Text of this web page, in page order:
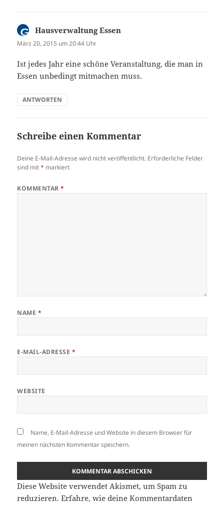
Hausverwaltung Essen
März 20, 2015 um 20:44 Uhr
Ist jedes Jahr eine schöne Veranstaltung, die man in
Essen unbedingt mitmachen muss.
ANTWORTEN
Schreibe einen Kommentar
Deine E-Mail-Adresse wird nicht veröffentlicht. Erforderliche Felder
sind mit* markiert
KOMMENTAR*
NAME *
E-MAIL-ADRESSE *
WEBSITE
Name, E-Mail-Adresse und Website in diesem Browser für
meinen nächsten Kommentar speichern.
Diese Website verwendet Akismet, um Spam zu
reduzieren.Erfahre, wie deine Kommentardaten